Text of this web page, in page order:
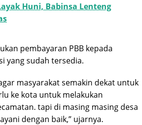
Huni, Babinsa Lenteng
pembayaran PBB kepada
yang sudah tersedia.
masyarakat semakin dekat untuk
ke kota untuk melakukan
tapi di masing masing desa
dengan baik,” ujarnya.